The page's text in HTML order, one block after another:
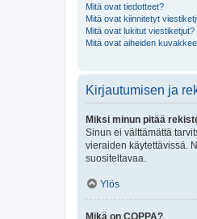
Mitä ovat tiedotteet?
Mitä ovat kiinnitetyt
Mitä ovat lukitut viestiketjut?
Mitä ovat aiheiden
Kirjautumisen ja
Miksi minun pitää
Sinun ei välttämättä
vieraiden käytettävissä.
suositeltavaa.
Ylös
Mikä on COPPA?